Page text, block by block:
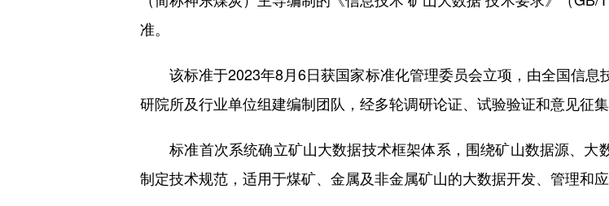
准。
该标准于2023年8月6日获国家标准化管理委员会立项，由全国信息
研院所及行业单位组建编制团队，经多轮调研论证、试验验证和意见征集
标准首次系统确立矿山大数据技术框架体系，围绕矿山数据源、大
制定技术规范，适用于煤矿、金属及非金属矿山的大数据开发、管理和应